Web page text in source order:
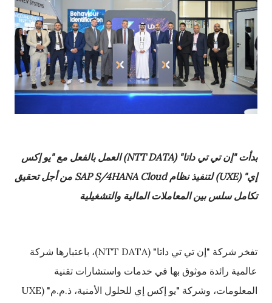
بدأت "إن تي تي داتا" (NTT DATA) العمل بالفعل مع "يو إكس
إي" (UXE) لتنفيذ نظامSAP S/4HANA Cloud من أجل تحقيق
تكامل سلس بين المعاملات المالية والتشغيلية
تفخر شركة "إن تي تي داتا" (NTT DATA)، باعتبارها شركة
عالمية رائدة موثوق بها في خدمات واستشارات تقنية
المعلومات، وشركة "يو إكس إي للحلول الأمنية، ذ.م.م" (UXE